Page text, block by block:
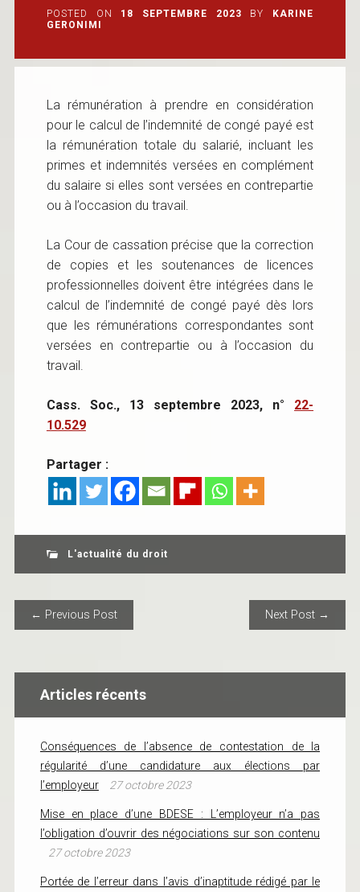
POSTED ON 18 SEPTEMBRE 2023 BY
KARINE
GERONIMI
La rémunération à prendre en considération
pour le calcul de l’indemnité de congé payé est
la rémunération totale du salarié, incluant les
primes et indemnités versées en complément
du salaire si elles sont versées en contrepartie
ou à l’occasion du travail.
La Cour de cassation précise que la correction
de copies et les soutenances de licences
professionnelles doivent être intégrées dans le
calcul de l’indemnité de congé payé dès lors
que les rémunérations correspondantes sont
versées en contrepartie ou à l’occasion du
travail.
Cass. Soc., 13 septembre 2023, n° 22-
10.529
Partager :
L'actualité du droit
POST NAVIGATION
← Previous Post Next Post →
Articles récents
Conséquences de l’absence de contestation de la
régularité d’une candidature aux élections par
l’employeur
27 octobre 2023
Mise en place d’une BDESE : L’employeur n’a pas
l’obligation d’ouvrir des négociations sur son contenu
27 octobre 2023
Portée de l’erreur dans l’avis d’inaptitude rédigé par le